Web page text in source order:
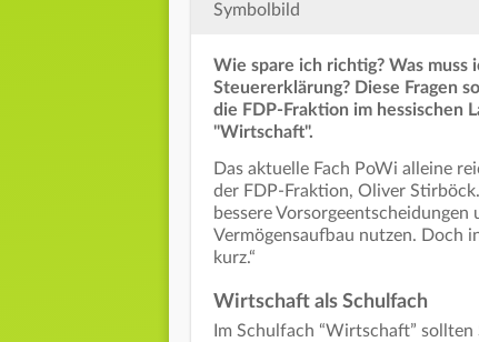
Symbolbild
Wie spare ich richtig? Was
Steuererklärung? Diese Fragen
die FDP-Fraktion im hessischen
"Wirtschaft".
Das aktuelle Fach PoWi alleine
der FDP-Fraktion, Oliver
bessere
Vermögensaufbau nutzen. Doch
kurz.“
Wirtschaft als Schulfach
Im Schulfach “Wirtschaft”